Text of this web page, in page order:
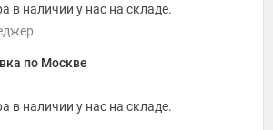
в наличии у нас на складе.
по Москве
в наличии у нас на складе.